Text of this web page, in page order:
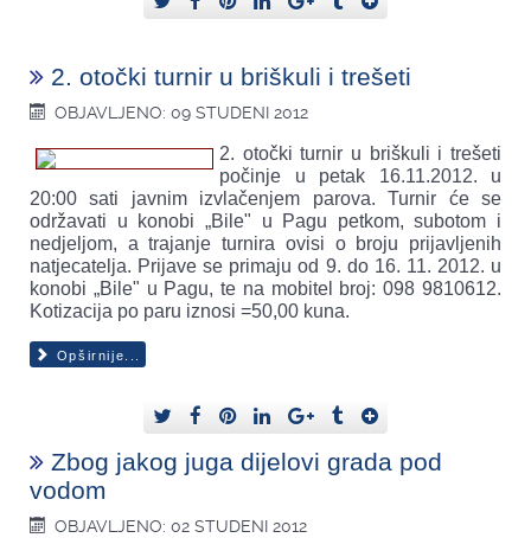
2. otočki turnir u briškuli i trešeti
OBJAVLJENO: 09 STUDENI 2012
2. otočki turnir u briškuli i trešeti
počinje u petak 16.11.2012. u
20:00 sati javnim izvlačenjem parova. Turnir će se
održavati u konobi „Bile" u Pagu petkom, subotom i
nedjeljom, a trajanje turnira ovisi o broju prijavljenih
natjecatelja. Prijave se primaju od 9. do 16. 11. 2012. u
konobi „Bile" u Pagu, te na mobitel broj: 098 9810612.
Kotizacija po paru iznosi =50,00 kuna.
Opširnije...
Zbog jakog juga dijelovi grada pod
vodom
OBJAVLJENO: 02 STUDENI 2012